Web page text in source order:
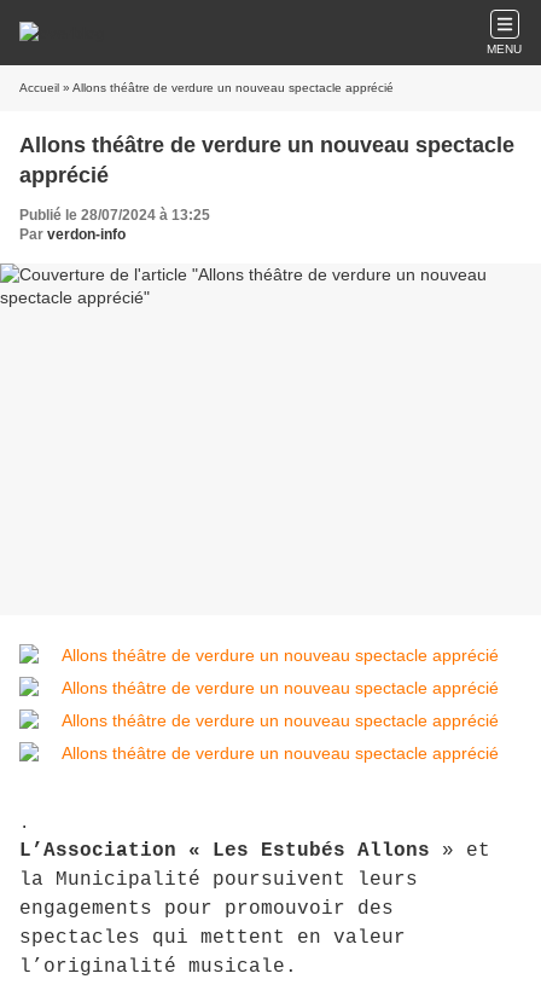
MENU
Accueil » Allons théâtre de verdure un nouveau spectacle apprécié
Allons théâtre de verdure un nouveau spectacle
apprécié
Publié le 28/07/2024 à 13:25
Par verdon-info
.
L’Association « Les Estubés Allons » et
la Municipalité poursuivent leurs
engagements pour promouvoir des
spectacles qui mettent en valeur
l’originalité musicale.